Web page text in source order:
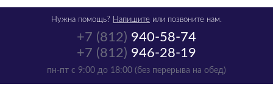
+7 (812) 940-58-74
+7 (812) 946-28-19
пн-пт с 9:00 до 18:00 (без перерыва на обед)
Нужна помощь? Напишите или позвоните нам.